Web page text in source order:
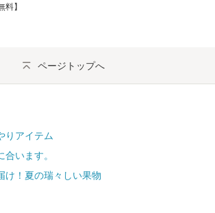
料】
ページトップへ
りアイテム
います。
け！夏の瑞々しい果物